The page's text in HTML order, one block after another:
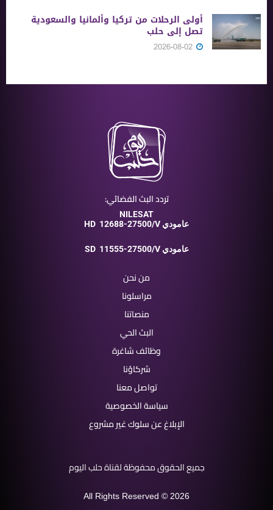
أولى الرحلات من ‏تركيا وألمانيا والسعودية
تصل إلى حلب
تردد البث الفضائي:
NILESAT
HD
12688-27500/V عامودي
SD 11555-27500/V عامودي
من نحن
مراسلونا
منصاتنا
البث الحي
وظائف شاغرة
شركاؤنا
تواصل معنا
سياسة الخصوصية
الإبلاغ عن سلوك غير مشروع
جميع الحقوق محفوظة لقناة حلب اليوم
All Rights Reserved © 2026